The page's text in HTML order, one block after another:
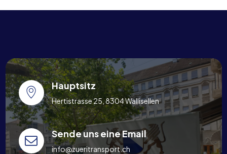
Hauptsitz
Hertistrasse 25, 8304 Wallisellen
Sende uns eine Email
info@zueritransport.ch